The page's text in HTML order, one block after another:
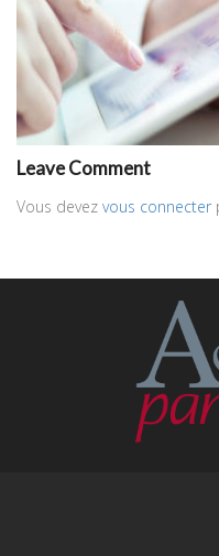
Leave Comment
Vous devez vous connecter